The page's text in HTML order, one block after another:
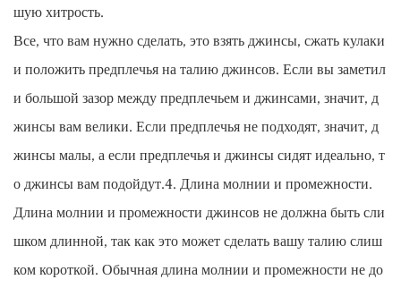
шую хитрость.
Все, что вам нужно сделать, это взять джинсы, сжать кулаки
и положить предплечья на талию джинсов. Если вы заметил
и большой зазор между предплечьем и джинсами, значит, д
жинсы вам велики. Если предплечья не подходят, значит, д
жинсы малы, а если предплечья и джинсы сидят идеально, т
о джинсы вам подойдут.4. Длина молнии и промежности.
Длина молнии и промежности джинсов не должна быть сли
шком длинной, так как это может сделать вашу талию слиш
ком короткой. Обычная длина молнии и промежности не до